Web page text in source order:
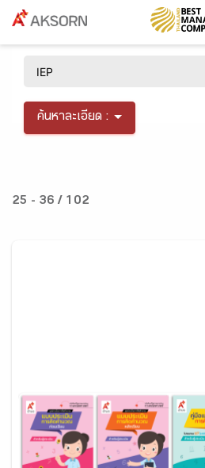
ค้นหาละเอียด :
25 - 36 / 102